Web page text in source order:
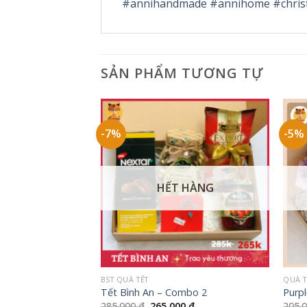
#annihandmade #annihome
SẢN PHẨM TƯƠNG TỰ
-7%
+
HẾT HÀNG
BST QUÀ TẾT
Tết Bình An – Combo 2
-5%
QUÀ